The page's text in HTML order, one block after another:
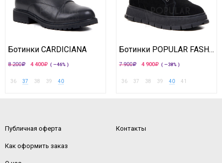
Ботинки CARDICIANA
8 200 4 400 ( —46% )
36 37 38 39 40
Ботинки POPULAR FASHION
7 900 4 900 ( —38% )
36 37 38 39 40 41
Публичная оферта
Как оформить заказ
Контакты